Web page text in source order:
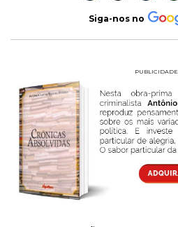
Siga-nos no
PUBLICIDADE